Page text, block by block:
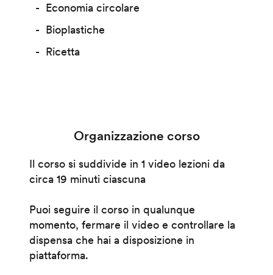
Economia circolare
Bioplastiche
Ricetta
Organizzazione corso
Il corso si suddivide in 1 video lezioni da
circa 19 minuti ciascuna
Puoi seguire il corso in qualunque
momento, fermare il video e controllare la
dispensa che hai a disposizione in
piattaforma.